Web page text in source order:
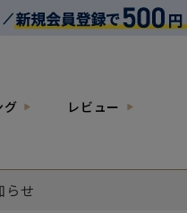
グ レビュー
らせ